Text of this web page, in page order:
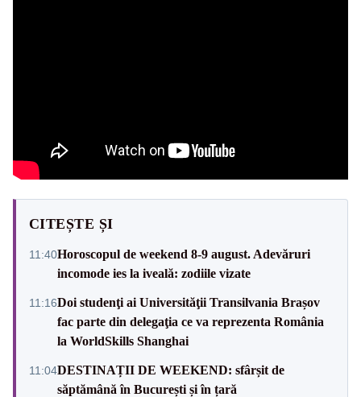
CITEȘTE ȘI
11:40Horoscopul de weekend 8-9 august. Adevăruri
incomode ies la iveală: zodiile vizate
11:16Doi studenţi ai Universităţii Transilvania Brașov
fac parte din delegaţia ce va reprezenta România
la WorldSkills Shanghai
11:04DESTINAȚII DE WEEKEND: sfârșit de
săptămână în București și în țară